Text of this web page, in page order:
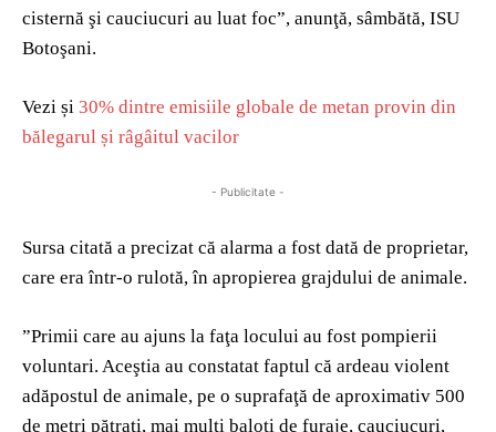
cisternă şi cauciucuri au luat foc”, anunţă, sâmbătă, ISU
Botoşani.
Vezi și 30% dintre emisiile globale de metan provin din
bălegarul și râgâitul vacilor
- Publicitate -
Sursa citată a precizat că alarma a fost dată de proprietar,
care era într-o rulotă, în apropierea grajdului de animale.
”Primii care au ajuns la faţa locului au fost pompierii
voluntari. Aceştia au constatat faptul că ardeau violent
adăpostul de animale, pe o suprafaţă de aproximativ 500
de metri pătraţi, mai mulţi baloţi de furaje, cauciucuri,